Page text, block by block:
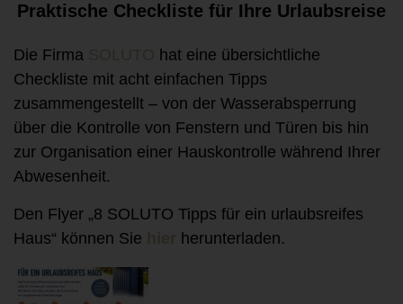
Praktische Checkliste für Ihre Urlaubsreise
Die Firma
hat eine übersichtliche
Checkliste mit acht einfachen Tipps
zusammengestellt – von der Wasserabsperrung
über die Kontrolle von Fenstern und Türen bis hin
zur Organisation einer Hauskontrolle während Ihrer
Abwesenheit.
Den Flyer „8 SOLUTO Tipps für ein urlaubsreifes
Haus“ können Sie
herunterladen.